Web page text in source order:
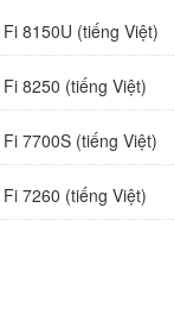
8150U (tiếng Việt)
8250 (tiếng Việt)
7700S (tiếng Việt)
7260 (tiếng Việt)